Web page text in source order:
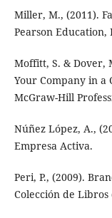
Miller, M., (2011).
Pearson Education,
Moffitt, S. & Dover,
Your Company in a
McGraw-Hill
Núñez López, A.,
Empresa Activa.
Peri, P., (2009).
Colección de